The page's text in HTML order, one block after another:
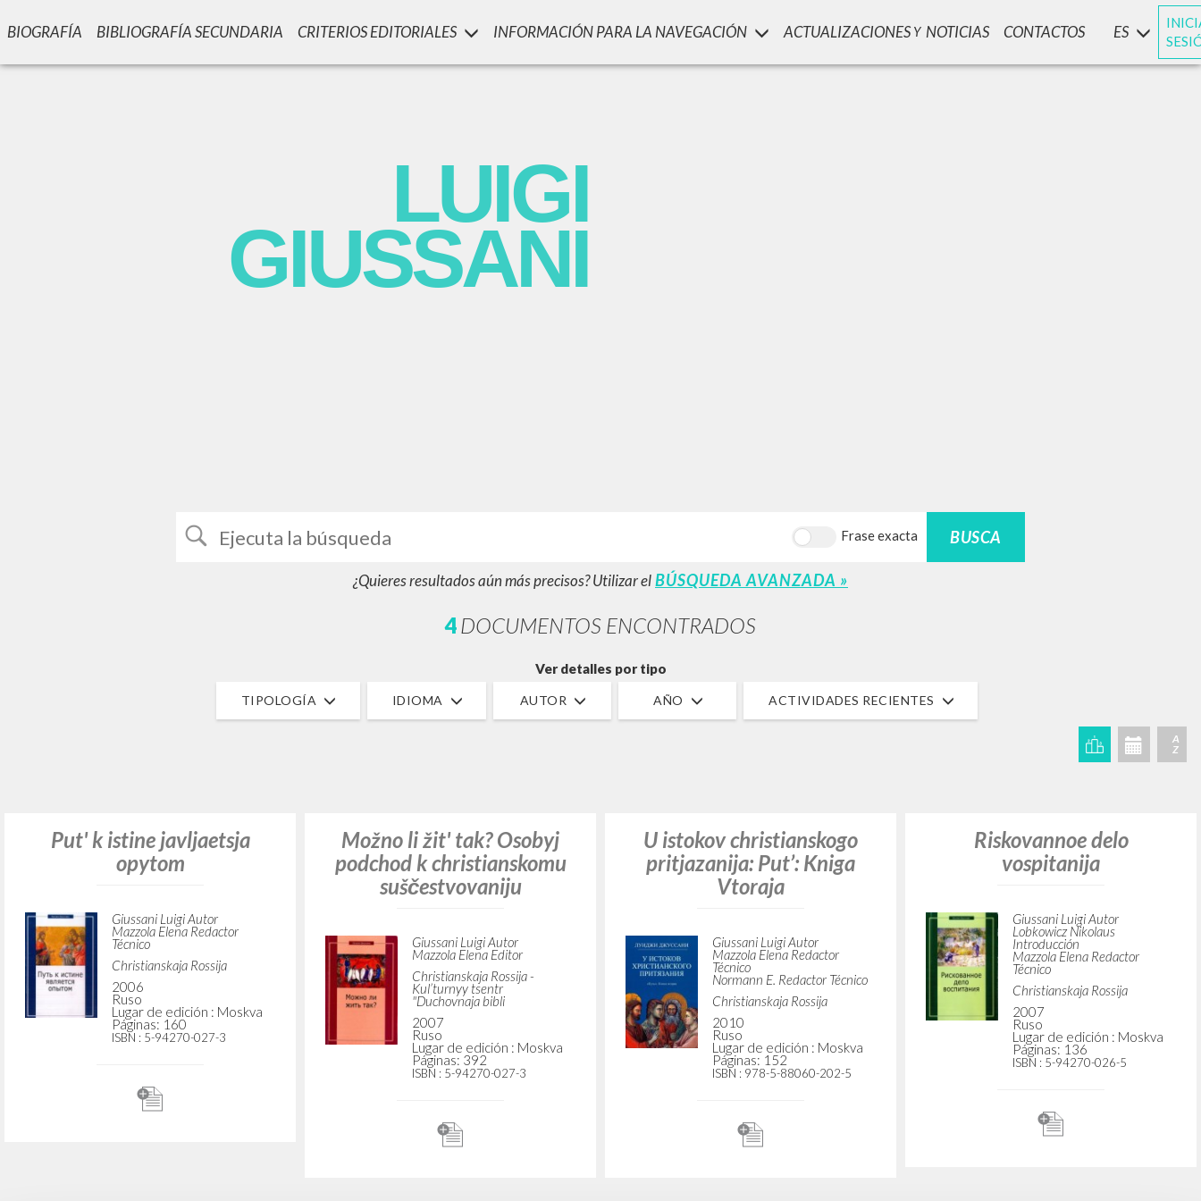
LUIGI
GIUSSANI
scritti
BIOGRAFÍA BIBLIOGRAFÍA SECUNDARIA CRITERIOS EDITORIALES INFORMACIÓN PARA LA NAVEGACIÓN ACTUALIZACIONESYNOTICIAS CONTACTOS ES
Frase exacta BUSCA
¿Quieres resultados aún más precisos? Utilizar elBÚSQUEDA AVANZADA »
4DOCUMENTOS ENCONTRADOS
Ver detalles por tipo
TIPOLOGÍA IDIOMA AUTOR AÑO ACTIVIDADES RECIENTES
A
Z
Put' k istine javljaetsja
opytom
Giussani Luigi Autor
Mazzola Elena Redactor
Técnico
Christianskaja Rossija
2006
Ruso
Lugar de edición : Moskva
Páginas: 160
ISBN : 5-94270-027-3
Možno li žit' tak? Osobyj
podchod k christianskomu
suščestvovaniju
Giussani Luigi Autor
Mazzola Elena Editor
Christianskaja Rossija -
Kul’turnyy tsentr
"Duchovnaja bibli
2007
Ruso
Lugar de edición : Moskva
Páginas: 392
ISBN : 5-94270-027-3
U istokov christianskogo
pritjazanija: Put’: Kniga
Vtoraja
Giussani Luigi Autor
Mazzola Elena Redactor
Técnico
Normann E. Redactor Técnico
Christianskaja Rossija
2010
Ruso
Lugar de edición : Moskva
Páginas: 152
ISBN : 978-5-88060-202-5
Riskovannoe delo
vospitanija
Giussani Luigi Autor
Lobkowicz Nikolaus
Introducción
Mazzola Elena Redactor
Técnico
Christianskaja Rossija
2007
Ruso
Lugar de edición : Moskva
Páginas: 136
ISBN : 5-94270-026-5